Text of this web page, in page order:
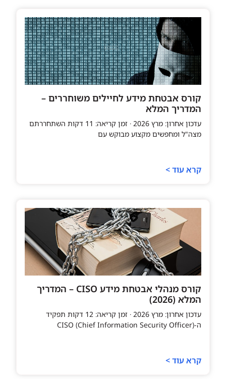
קורס אבטחת מידע לחיילים משוחררים –
המדריך המלא
עדכון אחרון: מרץ 2026 · זמן קריאה: 11 דקות השתחררתם
מצה"ל ומחפשים מקצוע מבוקש עם
קרא עוד >
קורס מנהלי אבטחת מידע CISO – המדריך
המלא (2026)
עדכון אחרון: מרץ 2026 · זמן קריאה: 12 דקות תפקיד
ה‑CISO (Chief Information Security Officer)
קרא עוד >